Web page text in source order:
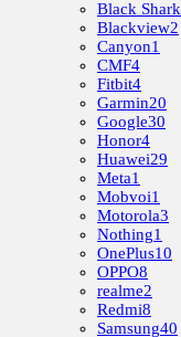
Black Shark
Blackview2
Canyon1
CMF4
Fitbit4
Garmin20
Google30
Honor4
Huawei29
Meta1
Mobvoi1
Motorola3
Nothing1
OnePlus10
OPPO8
realme2
Redmi8
Samsung40